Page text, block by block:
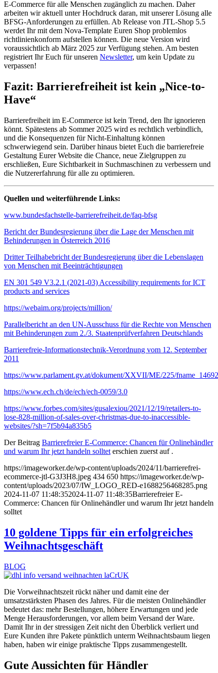
E-Commerce für alle Menschen zugänglich zu machen. Daher
arbeiten wir aktuell unter Hochdruck daran, mit unserer Lösung alle
BFSG-Anforderungen zu erfüllen. Ab Release von JTL-Shop 5.5
werdet Ihr mit dem Nova-Template Euren Shop problemlos
richtlinienkonform aufstellen können. Die neue Version wird
voraussichtlich ab März 2025 zur Verfügung stehen. Am besten
registriert Ihr Euch für unseren Newsletter, um kein Update zu
verpassen!
Fazit: Barrierefreiheit ist kein „Nice-to-
Have“
Barrierefreiheit im E-Commerce ist kein Trend, den Ihr ignorieren
könnt. Spätestens ab Sommer 2025 wird es rechtlich verbindlich,
und die Konsequenzen für Nicht-Einhaltung können
schwerwiegend sein. Darüber hinaus bietet Euch die barrierefreie
Gestaltung Eurer Website die Chance, neue Zielgruppen zu
erschließen, Eure Sichtbarkeit in Suchmaschinen zu verbessern und
die Nutzererfahrung für alle zu optimieren.
Quellen und weiterführende Links:
www.bundesfachstelle-barrierefreiheit.de/faq-bfsg
Bericht der Bundesregierung über die Lage der Menschen mit
Behinderungen in Österreich 2016
Dritter Teilhabebricht der Bundesregierung über die Lebenslagen
von Menschen mit Beeinträchtigungen
EN 301 549 V3.2.1 (2021-03) Accessibility requirements for ICT
products and services
https://webaim.org/projects/million/
Parallelbericht an den UN-Ausschuss für die Rechte von Menschen
mit Behinderungen zum 2./3. Staatenprüfverfahren Deutschlands
Barrierefreie-Informationstechnik-Verordnung vom 12. September
2011
https://www.parlament.gv.at/dokument/XXVII/ME/225/
https://www.ech.ch/de/ech/ech-0059/3.0
https://www.forbes.com/sites/gusalexiou/2021/12/19/retailers-to-
lose-828-million-of-sales-over-christmas-due-to-inaccessible-
websites/?sh=7f5b94a835b5
Der Beitrag Barrierefreier E-Commerce: Chancen für Onlinehändler
und warum Ihr jetzt handeln solltet erschien zuerst auf .
https://imageworker.de/wp-content/uploads/2024/11/barrierefrei-
ecommerce-jtl-G3J3H8.jpeg 434 650 https://imageworker.de/wp-
content/uploads/2023/07/IW_LOGO_RED-e1688256468285.png
2024-11-07 11:48:352024-11-07 11:48:35Barrierefreier E-
Commerce: Chancen für Onlinehändler und warum Ihr jetzt handeln
solltet
10 goldene Tipps für ein erfolgreiches
Weihnachtsgeschäft
BLOG
Die Vorweihnachtszeit rückt näher und damit eine der
umsatzstärksten Phasen des Jahres. Für die meisten Onlinehändler
bedeutet das: mehr Bestellungen, höhere Erwartungen und jede
Menge Herausforderungen, vor allem beim Versand der Ware.
Damit Ihr in der stressigen Zeit nicht den Überblick verliert und
Eure Kunden ihre Pakete pünktlich unterm Weihnachtsbaum liegen
haben, haben wir einige praktische Tipps zusammengestellt.
Gute Aussichten für Händler